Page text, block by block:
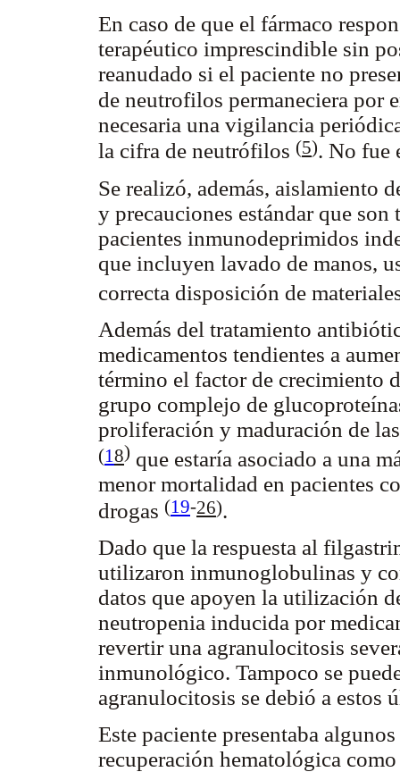
En caso de que el fármaco
terapéutico imprescindible sin
reanudado si el paciente no
de neutrofilos permaneciera por
necesaria una vigilancia
la cifra de neutrófilos (5). No fue
Se realizó, además, aislamiento
y precauciones estándar que
pacientes inmunodeprimidos
que incluyen lavado de manos,
correcta disposición de
Además del tratamiento
medicamentos tendientes a
término el factor de crecimiento
grupo complejo de
proliferación y maduración de
(18) que estaría asociado a una
menor mortalidad en pacientes
drogas (19-26).
Dado que la respuesta al
utilizaron inmunoglobulinas y
datos que apoyen la utilización
neutropenia inducida por
revertir una agranulocitosis
inmunológico. Tampoco se
agranulocitosis se debió a estos
Este paciente presentaba
recuperación hematológica